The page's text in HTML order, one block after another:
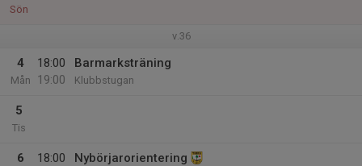
Sön
v.36
4
Mån
18:00
19:00
Barmarksträning
Klubbstugan
5
Tis
6
18:00
Nybörjarorientering